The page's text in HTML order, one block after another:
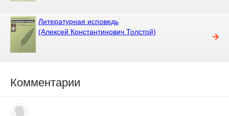
Литературная исповедь
(Алексей Константинович Толстой)
Комментарии